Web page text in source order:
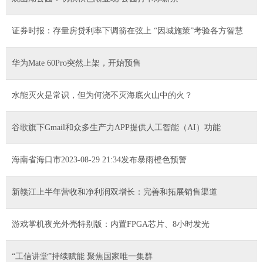
证券时报：存量房贷利率下调箭在弦上 “因城施策”考验各方智慧
华为Mate 60Pro突然上架，开始预售
水能灭火是常识，但为何浇不灭海底火山中的火？
谷歌旗下Gmail和众多生产力APP提供人工智能（AI）功能
海南省海口市2023-08-29 21:34发布暴雨橙色预警
新赣江上半年营收和净利润双增长：完善和拓展销售渠道
游戏掌机夜光外壳特别版：内置FPGA芯片、8小时发光
“工信讲堂”持续赋能 聚焦国家唯一集群